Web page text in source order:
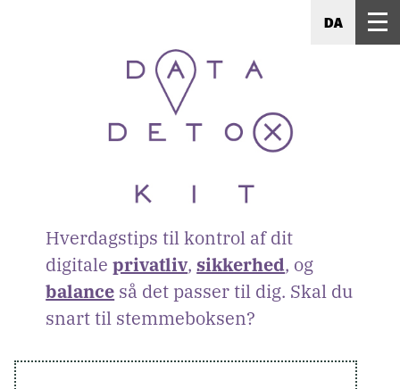
DA
Hverdagstips til kontrol af dit
digitaleprivatliv,sikkerhed, og
balance så det passer til dig. Skal du
snart til stemmeboksen?